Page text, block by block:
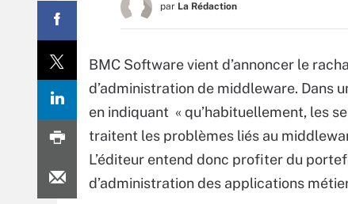
par La Rédaction
BMC Software vient d’annoncer le
d’administration de middleware. Dans
en indiquant « qu’habituellement, les
traitent les problèmes liés au
L’éditeur entend donc profiter du
d’administration des applications